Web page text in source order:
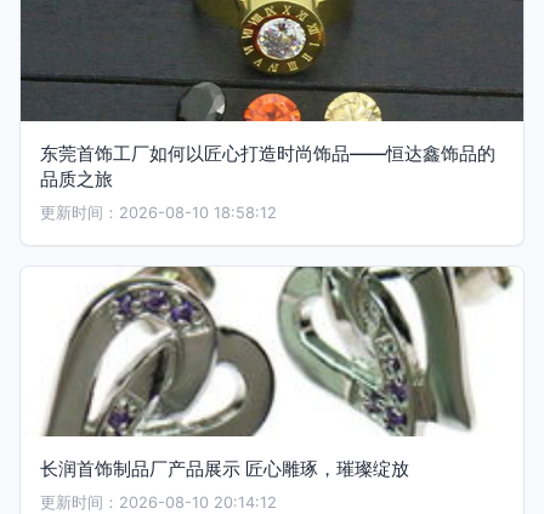
东莞首饰工厂如何以匠心打造时尚饰品——恒达鑫饰品的
品质之旅
更新时间：2026-08-10 18:58:12
长润首饰制品厂产品展示 匠心雕琢，璀璨绽放
更新时间：2026-08-10 20:14:12